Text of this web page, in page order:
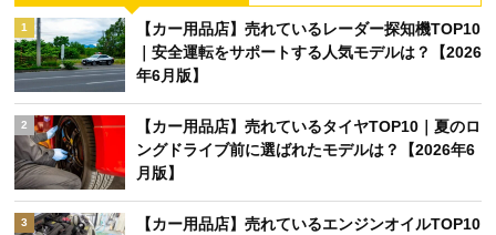
1
【カー用品店】売れているレーダー探知機TOP10
｜安全運転をサポートする人気モデルは？【2026
年6月版】
2
【カー用品店】売れているタイヤTOP10｜夏のロ
ングドライブ前に選ばれたモデルは？【2026年6
月版】
3
【カー用品店】売れているエンジンオイルTOP10